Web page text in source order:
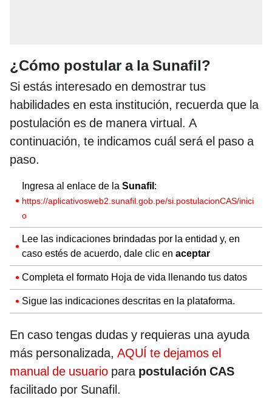
¿Cómo postular a la Sunafil?
Si estás interesado en demostrar tus
habilidades en esta institución, recuerda que la
postulación es de manera virtual. A
continuación, te indicamos cuál será el paso a
paso.
Ingresa al enlace de la Sunafil :
https://aplicativosweb2.sunafil.gob.pe/si.postulacionCAS/inici
o
Lee las indicaciones brindadas por la entidad y, en
caso estés de acuerdo, dale clic en aceptar
Completa el formato Hoja de vida llenando tus datos
Sigue las indicaciones descritas en la plataforma.
En caso tengas dudas y requieras una ayuda
más personalizada, AQUÍ te dejamos el
manual de usuario para postulación CAS
facilitado por Sunafil.